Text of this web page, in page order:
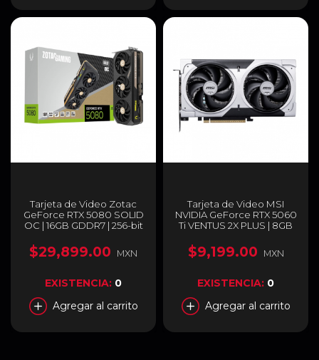
Tarjeta de Video Zotac
GeForce RTX 5080 SOLID
OC | 16GB GDDR7 | 256-bit
DisplayPort x 3 / HDMI x 1 |
ZT-B50800J-10P
$29,899.00 MXN
EXISTENCIA: 0
Agregar al carrito
Tarjeta de Video MSI
NVIDIA GeForce RTX 5060
Ti VENTUS 2X PLUS | 8GB
128 Bits | G506T-8V2P
$9,199.00 MXN
EXISTENCIA: 0
Agregar al carrito